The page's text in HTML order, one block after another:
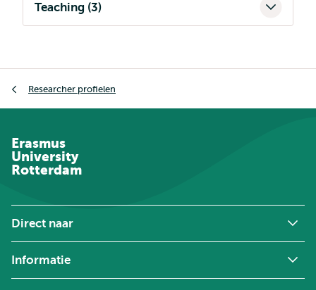
Teaching (3)
Researcher profielen
Erasmus
University
Rotterdam
Direct naar
Informatie